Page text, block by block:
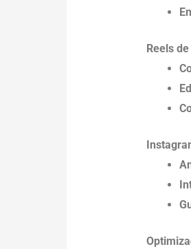
Reels